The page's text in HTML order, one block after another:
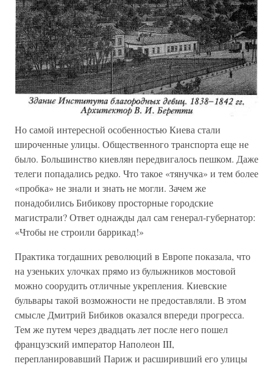
Но самой интересной особенностью Киева стали
широченные улицы. Общественного транспорта еще не
было. Большинство киевлян передвигалось пешком. Даже
телеги попадались редко. Что такое «тянучка» и тем более
«пробка» не знали и знать не могли. Зачем же
понадобились Бибикову просторные городские
магистрали? Ответ однажды дал сам генерал-губернатор:
«Чтобы не строили баррикад!»
Практика тогдашних революций в Европе показала, что
на узеньких улочках прямо из булыжников мостовой
можно соорудить отличные укрепления. Киевские
бульвары такой возможности не предоставляли. В этом
смысле Дмитрий Бибиков оказался впереди прогресса.
Тем же путем через двадцать лет после него пошел
французский император Наполеон III,
перепланировавший Париж и расширивший его улицы